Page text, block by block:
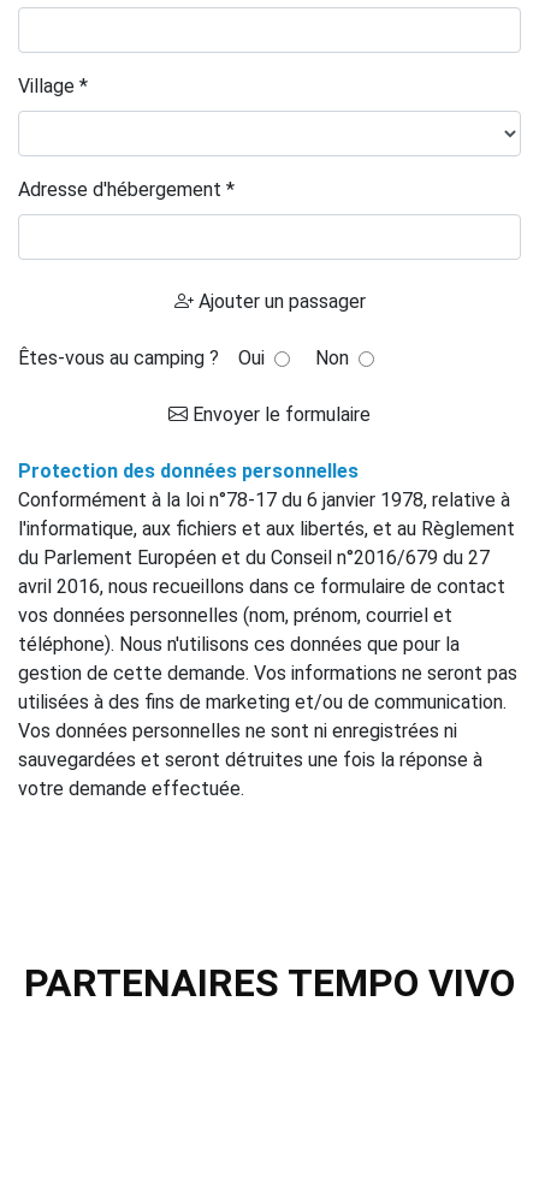
Village *
Adresse d'hébergement *
Ajouter un passager
Êtes-vous au camping ? Oui Non
Envoyer le formulaire
Protection des données personnelles
Conformément à la loi n°78-17 du 6 janvier 1978, relative à
l'informatique, aux fichiers et aux libertés, et au Règlement
du Parlement Européen et du Conseil n°2016/679 du 27
avril 2016, nous recueillons dans ce formulaire de contact
vos données personnelles (nom, prénom, courriel et
téléphone). Nous n'utilisons ces données que pour la
gestion de cette demande. Vos informations ne seront pas
utilisées à des fins de marketing et/ou de communication.
Vos données personnelles ne sont ni enregistrées ni
sauvegardées et seront détruites une fois la réponse à
votre demande effectuée.
PARTENAIRES TEMPO VIVO